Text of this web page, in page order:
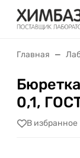
Главная
0,1,
В избранное